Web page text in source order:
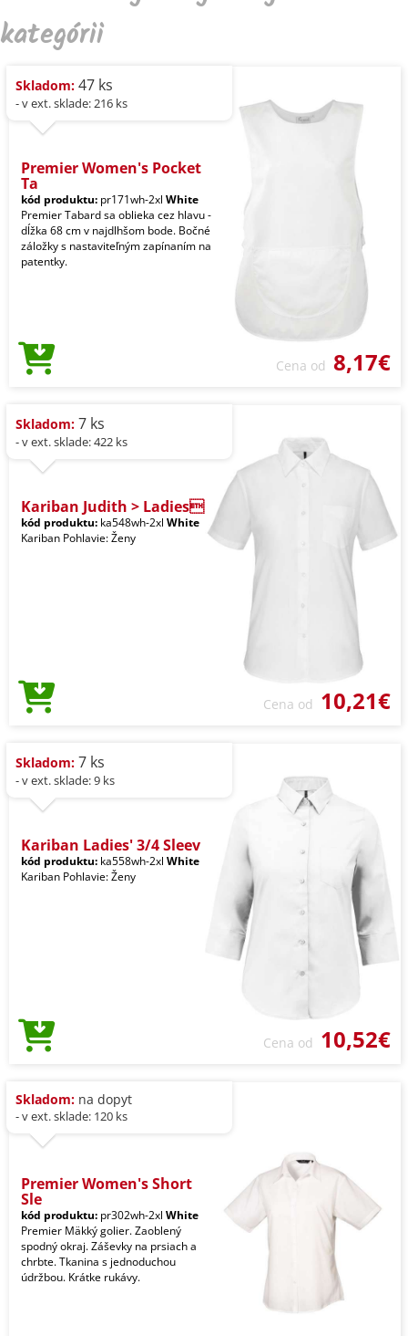
kategórii
Skladom: 47 ks
- v ext. sklade: 216 ks
Premier Women's Pocket
Ta
kód produktu: pr171wh-2xl White
Premier Tabard sa oblieka cez hlavu -
dĺžka 68 cm v najdlhšom bode. Bočné
záložky s nastaviteľným zapínaním na
patentky.
Cena od 8,17€
Skladom: 7 ks
- v ext. sklade: 422 ks
Kariban Judith > Ladies
kód produktu: ka548wh-2xl White
Kariban Pohlavie: Ženy
Cena od 10,21€
Skladom: 7 ks
- v ext. sklade: 9 ks
Kariban Ladies' 3/4 Sleev
kód produktu: ka558wh-2xl White
Kariban Pohlavie: Ženy
Cena od 10,52€
Skladom: na dopyt
- v ext. sklade: 120 ks
Premier Women's Short
Sle
kód produktu: pr302wh-2xl White
Premier Mäkký golier. Zaoblený
spodný okraj. Záševky na prsiach a
chrbte. Tkanina s jednoduchou
údržbou. Krátke rukávy.